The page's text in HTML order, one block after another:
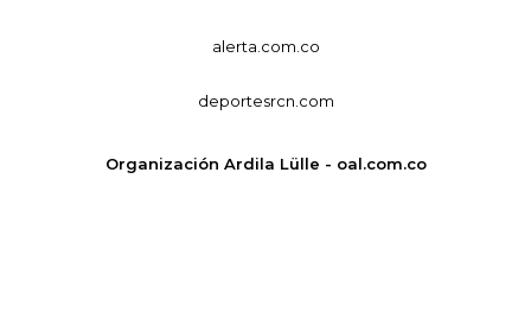
alerta.com.co
deportesrcn.com
Organización Ardila Lülle - oal.com.co